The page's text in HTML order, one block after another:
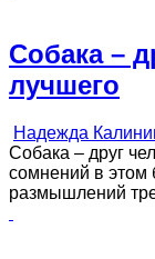
Собака –
лучшего
Надежда
Собака – друг
сомнений в
размышлений